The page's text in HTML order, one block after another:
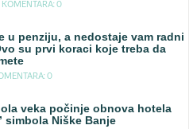
KOMENTARA: 0
u penziju, a nedostaje vam radni
su prvi koraci koje treba da
0
veka počinje obnova hotela
simbola Niške Banje